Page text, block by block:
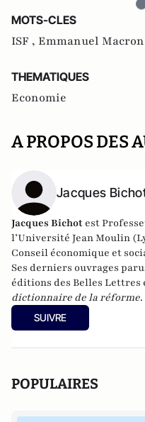
MOTS-CLES
ISF , Emmanuel
THEMATIQUES
Economie
A PROPOS DES
Jacques
Jacques Bichot est
l’Université Jean Moulin
Conseil économique et
Ses derniers ouvrages
éditions des Belles Lettres
dictionnaire de la réforme
2012 de A à Z
. L’Harmattan,
Cherche-midi, en janvier
SUIVRE
POPULAIRES